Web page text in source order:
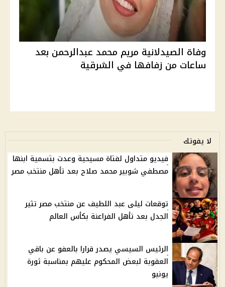
وفاة الصيدلانية مريم محمد عبدالرحمن بعد
ساعات من زفافها في الشرقية
لا يفوتك
فيديو متداول لفتاة مسيحية وعدت بتسمية ابنها
مصطفي شوبير محمد صلاح بعد تأهل منتخب مصر
توقعات ليلى عبد اللطيف عن منتخب مصر تثير
الجدل بعد تأهل الفراعنة بكأس العالم
الرئيس السيسي يصدر قرارا بالعفو عن باقي
العقوبة لبعض المحكوم عليهم بمناسبة ثورة
يونيو